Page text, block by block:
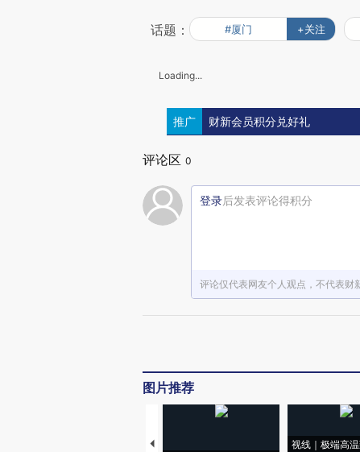
话题： #厦门 +关注
Loading...
推广 财新会员积分兑好礼
评论区 0
登录后发表评论得积分
评论仅代表网友个人观点，不代表财
图片推荐
视线｜极端高